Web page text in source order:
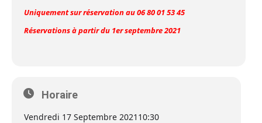
Uniquement sur réservation au06 80 01 53 45
Réservations à partir du 1er septembre 2021
Horaire
Vendredi 17 Septembre 2021 10:30